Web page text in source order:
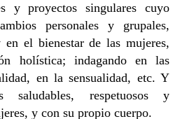
y proyectos singulares cuyo
personales y grupales,
el bienestar de las mujeres,
holística; indagando en las
en la sensualidad, etc. Y
saludables, respetuosos y
y con su propio cuerpo.